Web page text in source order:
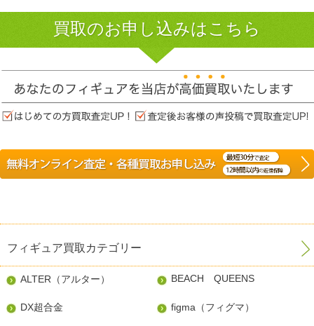
買取のお申し込みはこちら
フィギュア買取カテゴリー
ALTER（アルター） BEACH QUEENS
DX超合金 figma（フィグマ）